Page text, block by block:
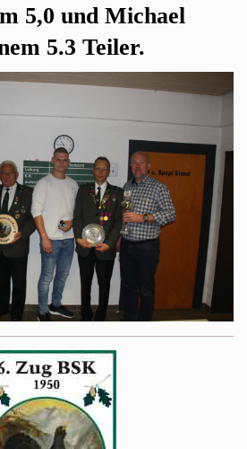
5,0 und Michael
5.3 Teiler.